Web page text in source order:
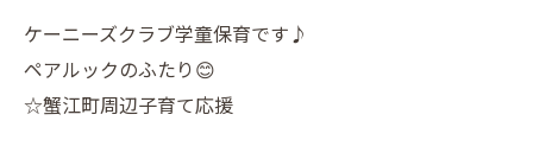
ケーニーズクラブ学童保育です♪
ペアルックのふたり😊
☆蟹江町周辺子育て応援